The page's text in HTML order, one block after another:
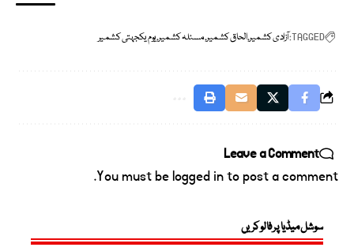
TAGGED:آزادی کشمیرالحاق کشمیرمسئلہ کشمیریوم یکجہتی کشمیر
Leave a Comment
You must be logged into post a comment.
سوشل میڈیا پر فالو کریں